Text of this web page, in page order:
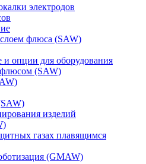
электродов
флюса (SAW)
опции для оборудования
флюсом (SAW)
изделий
газах плавящимся
(GMAW)